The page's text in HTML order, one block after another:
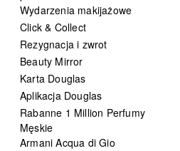
Wydarzenia makijażowe
Click & Collect
Rezygnacja i zwrot
Beauty Mirror
Karta Douglas
Aplikacja Douglas
Rabanne 1 Million Perfumy
Męskie
Armani Acqua di Gio